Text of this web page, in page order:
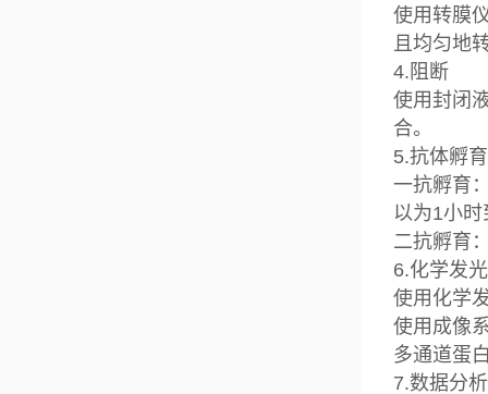
使用转膜
且均匀地
4.阻断
使用封闭
合。
5.抗体孵
一抗孵育
以为1小
二抗孵育
6.化学发
使用化学
使用成像
多通道蛋
7.数据分